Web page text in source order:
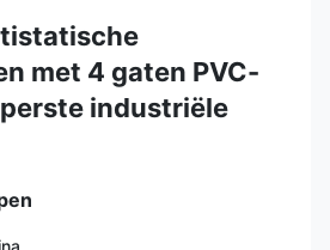
met 4 gaten PVC-
industriële